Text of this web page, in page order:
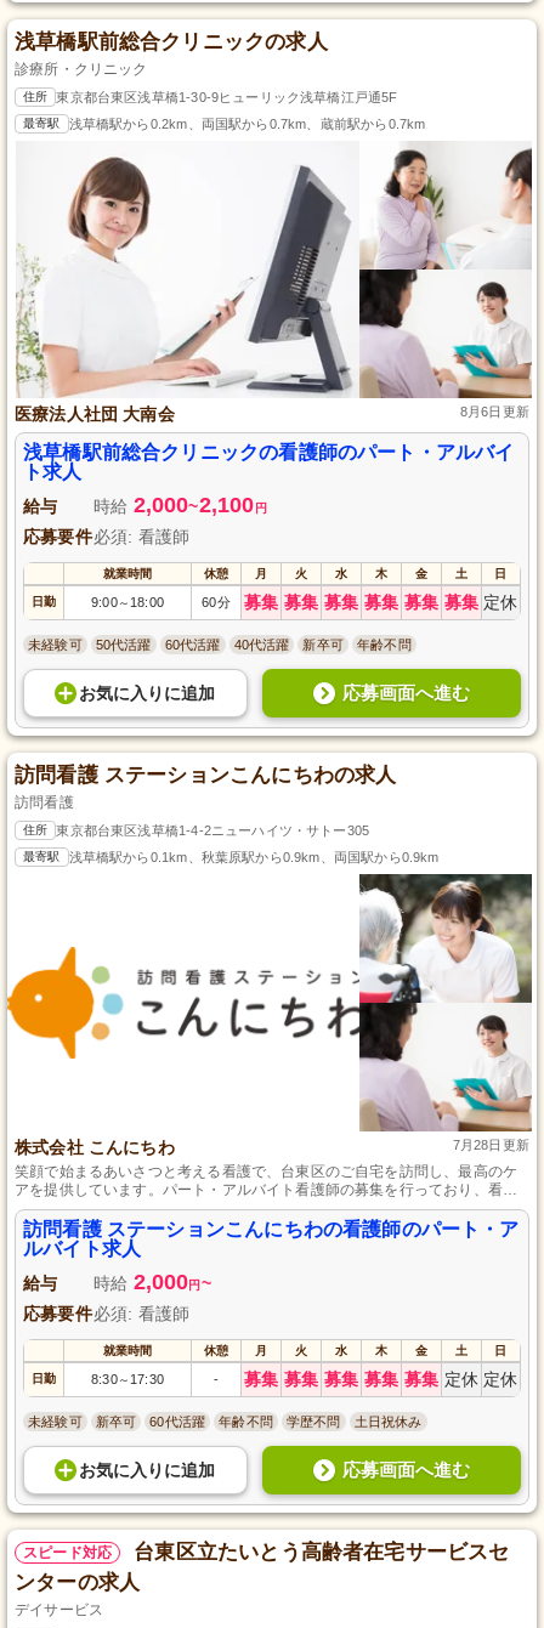
浅草橋駅前総合クリニックの求人
診療所・クリニック
住所 東京都台東区浅草橋1-30-9ヒューリック浅草橋江戸通5F
最寄駅 浅草橋駅から0.2km、両国駅から0.7km、蔵前駅から0.7km
医療法人社団 大南会 8月6日更新
浅草橋駅前総合クリニックの看護師のパート・アルバイ
ト求人
給与 時給 2,000~2,100 円
応募要件必須: 看護師
就業時間 休憩 月 火 水 木 金 土 日
日勤 9:00～ 18:00 60分 募集 募集 募集 募集 募集 募集 定休
未経験可 50代活躍 60代活躍 40代活躍 新卒可 年齢不問
お気に入り に追加 応募画面へ進む
訪問看護 ステーションこんにちわの求人
訪問看護
住所 東京都台東区浅草橋1-4-2ニューハイツ・サトー305
最寄駅 浅草橋駅から0.1km、秋葉原駅から0.9km、両国駅から0.9km
株式会社 こんにちわ 7月28日更新
笑顔で始まるあいさつと考える看護で、台東区のご自宅を訪問し、最高のケ
アを提供しています。パート・アルバイト看護師の募集を行っており、看護
師の資格をお持ちであれば業務未経験の方も歓迎します。勤務日数や時間は
ご相談に応じ、扶養控除内の勤務や副業も可能です。自分のライフスタイル
に合わせた働き方で、地域の方々に安心と信頼を届けてみませんか。
訪問看護 ステーションこんにちわの看護師のパート・ア
ルバイト求人
給与 時給 2,000円 ~
応募要件必須: 看護師
就業時間 休憩 月 火 水 木 金 土 日
日勤 8:30～ 17:30 - 募集 募集 募集 募集 募集 定休 定休
未経験可 新卒可 60代活躍 年齢不問 学歴不問 土日祝休み
お気に入り に追加 応募画面へ進む
スピード対応
台東区立たいとう高齢者在宅サービスセ
ンターの求人
デイサービス